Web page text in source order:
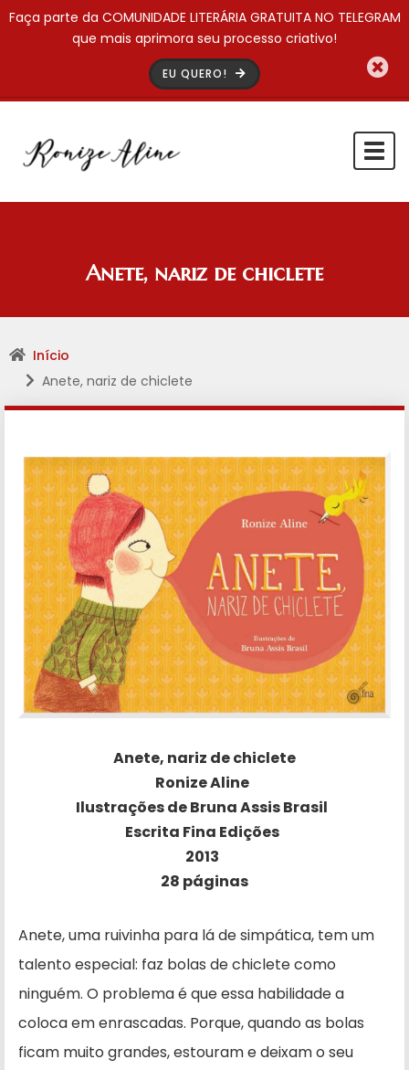
Faça parte da COMUNIDADE LITERÁRIA GRATUITA NO TELEGRAM
que mais aprimora seu processo criativo!
EU QUERO!
Anete, nariz de chiclete
Início
Anete, nariz de chiclete
Anete, nariz de chiclete
Ronize Aline
Ilustrações de Bruna Assis Brasil
Escrita Fina Edições
2013
28 páginas
Anete, uma ruivinha para lá de simpática, tem um
talento especial: faz bolas de chiclete como
ninguém. O problema é que essa habilidade a
coloca em enrascadas. Porque, quando as bolas
ficam muito grandes, estouram e deixam o seu